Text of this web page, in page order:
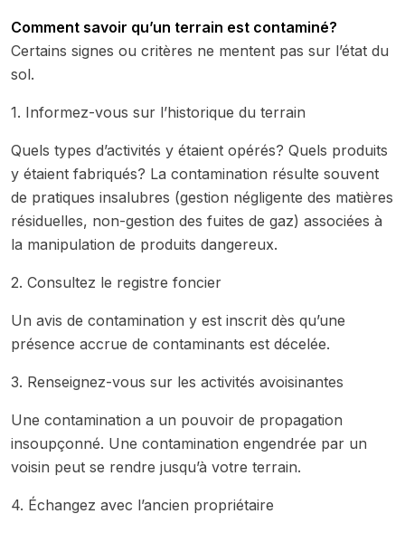
Comment savoir qu’un terrain est contaminé?
Certains signes ou critères ne mentent pas sur l’état du
sol.
1. Informez-vous sur l’historique du terrain
Quels types d’activités y étaient opérés? Quels produits
y étaient fabriqués? La contamination résulte souvent
de pratiques insalubres (gestion négligente des matières
résiduelles, non-gestion des fuites de gaz) associées à
la manipulation de produits dangereux.
2. Consultez le registre foncier
Un avis de contamination y est inscrit dès qu’une
présence accrue de contaminants est décelée.
3. Renseignez-vous sur les activités avoisinantes
Une contamination a un pouvoir de propagation
insoupçonné. Une contamination engendrée par un
voisin peut se rendre jusqu’à votre terrain.
4. Échangez avec l’ancien propriétaire